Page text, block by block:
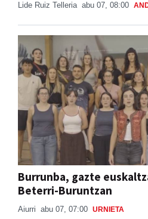
Lide Ruiz Telleria abu 07, 08:00
Burrunba, gazte
Beterri-Buruntzan
Aiurri abu 07, 07:00 URNIETA